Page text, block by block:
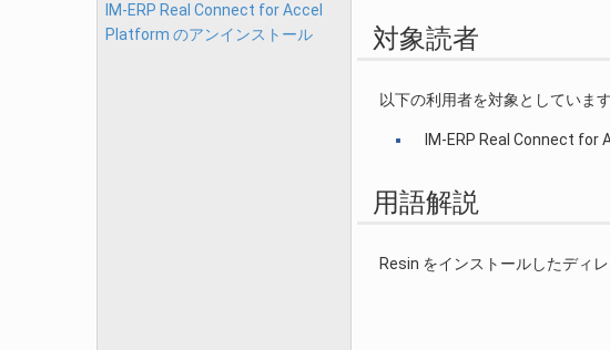
IM-ERP Real Connect for Accel
Platform のアンインストール
対象読者
以下の利用者を対象としています
IM-ERP Real Connect
用語解説
Resin をインストールしたディレ